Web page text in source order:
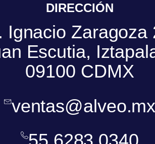
DIRECCIÓN
Ignacio Zaragoza
Escutia,
09100 CDMX